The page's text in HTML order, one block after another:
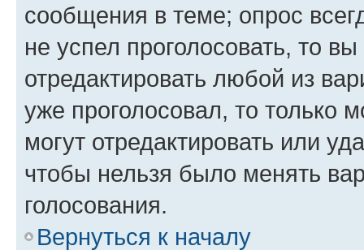
сообщения в теме; опрос
не успел проголосовать, то
отредактировать любой из
уже проголосовал, то только
могут отредактировать или
чтобы нельзя было менять
голосования.
Вернуться к началу